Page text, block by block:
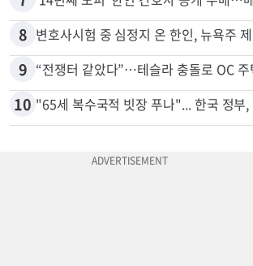
부에나파크 한인타운에 281유닛 주거
7 '14년째 도피' 한인 간호사 공개 수배…메
8 변호사시험 중 심정지 온 한인, 뉴욕주 제
9 “전쟁터 같았다”…테슬라 충돌로 OC